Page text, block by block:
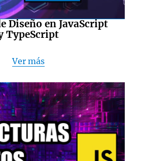
Diseño en JavaScript
TypeScript
Ver más